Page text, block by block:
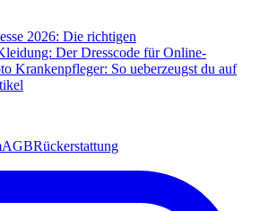
2026: Die richtigen
Der Dresscode für Online-
Krankenpfleger: So ueberzeugst du auf
AGBRückerstattung